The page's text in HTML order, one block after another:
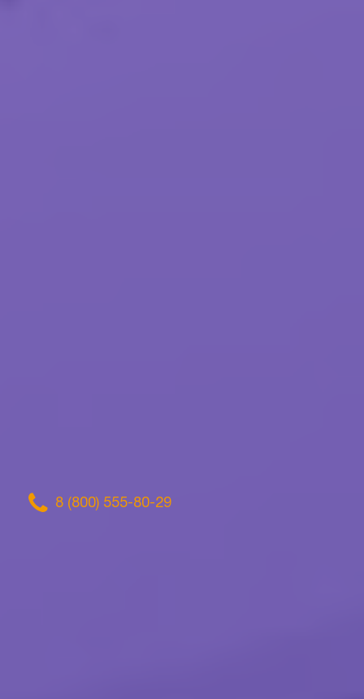
8 (800) 555-80-29